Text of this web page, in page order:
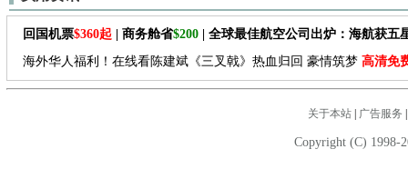
回国机票$360起 | 商务舱省$200 | 全球最佳航空公司出炉：海航获五
海外华人福利！在线看陈建斌《三叉戟》热血归回 豪情筑梦 高清免
关于本站| 广告服务
Copyright (C) 1998-